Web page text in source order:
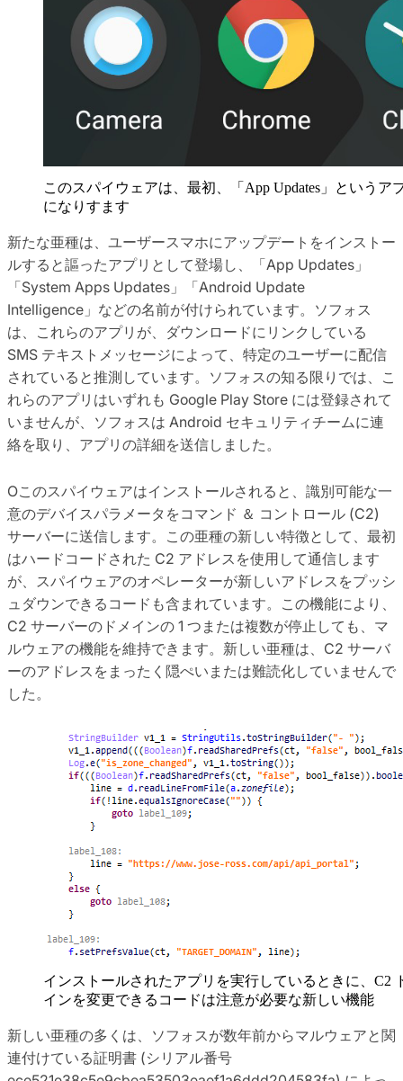
このスパイウェアは、最初、「App Updates」というア
になりすます
新たな亜種は、ユーザースマホにアップデートをインストー
ルすると謳ったアプリとして登場し、「App Updates」
「System Apps Updates」「Android Update
Intelligence」などの名前が付けられています。ソフォス
は、これらのアプリが、ダウンロードにリンクしている
SMS テキストメッセージによって、特定のユーザーに配信
されていると推測しています。ソフォスの知る限りでは、こ
れらのアプリはいずれも Google Play Store には登録されて
いませんが、ソフォスは Android セキュリティチームに連
絡を取り、アプリの詳細を送信しました。
Oこのスパイウェアはインストールされると、識別可能な一
意のデバイスパラメータをコマンド ＆ コントロール (C2)
サーバーに送信します。この亜種の新しい特徴として、最初
はハードコードされた C2 アドレスを使用して通信します
が、スパイウェアのオペレーターが新しいアドレスをプッシ
ュダウンできるコードも含まれています。この機能により、
C2 サーバーのドメインの 1 つまたは複数が停止しても、マ
ルウェアの機能を維持できます。新しい亜種は、C2 サーバ
ーのアドレスをまったく隠ぺいまたは難読化していませんで
した。
インストールされたアプリを実行しているときに、C2
インを変更できるコードは注意が必要な新しい機能
新しい亜種の多くは、ソフォスが数年前からマルウェアと関
連付けている証明書 (シリアル番号